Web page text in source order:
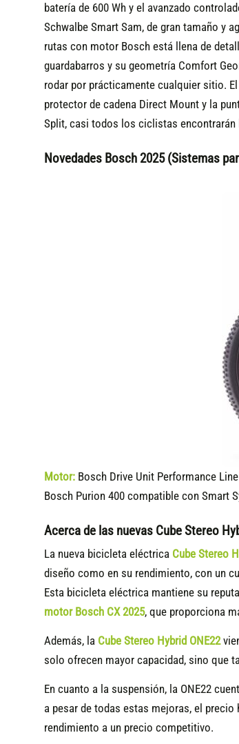
batería de 600 Wh y el avanzado
Schwalbe Smart Sam, de gran tamaño y
rutas con motor Bosch está llena de
guardabarros y su geometría Comfort
rodar por prácticamente cualquier sitio.
protector de cadena Direct Mount y la
Split, casi todos los ciclistas
Novedades Bosch 2025 (Sistemas
Motor:Bosch Drive Unit Performance
Bosch Purion 400 compatiblecon Smart
Acerca de las nuevas Cube Stereo
La nueva bicicleta eléctrica Cube Stereo
diseño como en su rendimiento, con un
Esta bicicleta eléctrica mantiene su
motor Bosch CX 2025, que proporciona
Además, la Cube Stereo Hybrid ONE22
solo ofrecen mayor capacidad, sino que
En cuanto a la suspensión, la ONE22
a pesar de todas estas mejoras, el
rendimiento a un precio competitivo.